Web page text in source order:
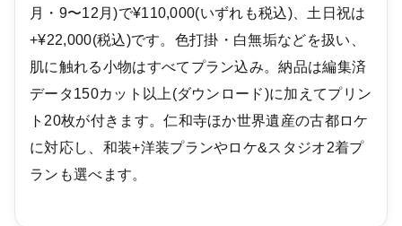
月・9〜12月)で¥110,000(いずれも税込)、土日祝は
+¥22,000(税込)です。色打掛・白無垢などを扱い、
肌に触れる小物はすべてプラン込み。納品は編集済
データ150カット以上(ダウンロード)に加えてプリン
ト20枚が付きます。仁和寺ほか世界遺産の古都ロケ
に対応し、和装+洋装プランやロケ&スタジオ2着プ
ランも選べます。